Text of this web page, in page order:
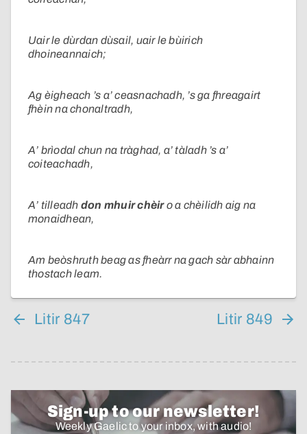
Uair le dùrdan dùsail, uair le bùirich
dhoineannaich;
Ag èigheach ’s a’ ceasnachadh, ’s ga fhreagairt
fhèin na chonaltradh,
A’ brìodal chun na tràghad, a’ tàladh ’s a’
coiteachadh,
A’ tilleadh don mhuir chèiro a chèilidh aig na
monaidhean,
Am beòshruth beag as fheàrr na gach sàr abhainn
thostach leam.
Litir 847 Litir 849
Sign-up to our newsletter!
Weekly Gaelic to your inbox, with audio!